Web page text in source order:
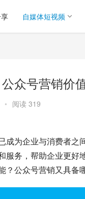
自媒体短视频
众号营销价
• 阅读 319
成为企业与消费者
服务，帮助企业更
公众号营销又具备